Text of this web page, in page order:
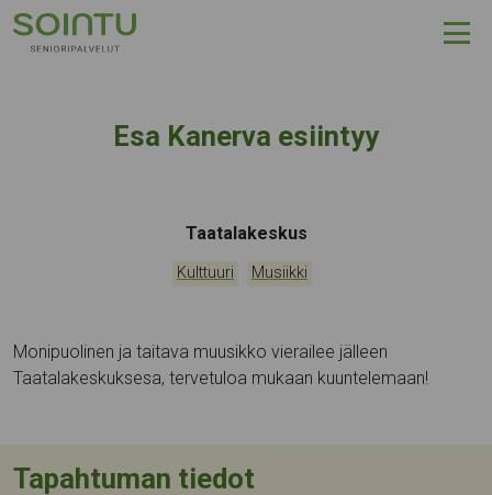
Hyppää sisältöön
Esa Kanerva esiintyy
Tapahtumapaikka:
Taatalakeskus
Kategoriat:
Kulttuuri Musiikki
Monipuolinen ja taitava muusikko vierailee jälleen
Taatalakeskuksesa, tervetuloa mukaan kuuntelemaan!
Tapahtuman tiedot